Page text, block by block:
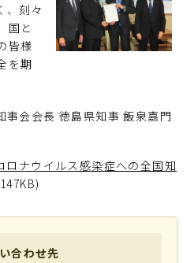
、刻々
国と
皆様
を期
事会会長 徳島県知事 飯泉嘉門
ナウイルス感染症への全国知
合わせ先